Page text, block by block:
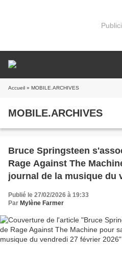
Accueil » MOBILE.ARCHIVES
MOBILE.ARCHIVES
Bruce Springsteen
Rage Against The
journal de la musique du
2026
Publié le 27/02/2026 à 19:33
Par Mylène Farmer